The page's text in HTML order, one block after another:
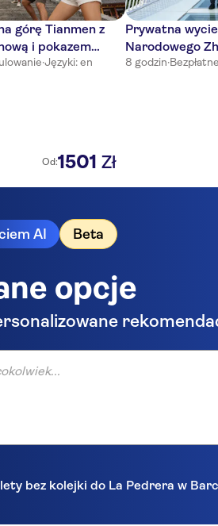
górę Tianmen z
i pokazem
·Języki: en
Od:1501 Zł
Prywatna
Narodowego
kolejką linową
8 godzin·
AI Beta
opcje
bez kolejki do La Pedrera w